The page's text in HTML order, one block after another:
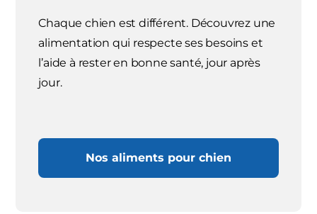
Chaque chien est différent. Découvrez une
alimentation qui respecte ses besoins et
l’aide à rester en bonne santé, jour après
jour.
Nos aliments pour chien